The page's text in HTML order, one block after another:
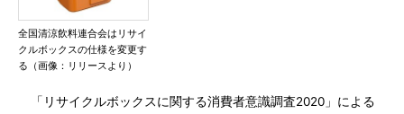
全国清涼飲料連合会はリサイ
クルボックスの仕様を変更す
る（画像：リリースより）
「リサイクルボックスに関する消費者意識調査2020」による